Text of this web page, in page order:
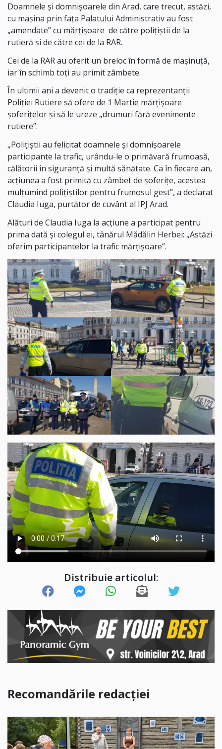
Doamnele și domnișoarele din Arad, care trecut, astăzi,
cu mașina prin fața Palatului Administrativ au fost
„amendate” cu mărțișoare de către polițiștii de la
rutieră și de către cei de la RAR.
Cei de la RAR au oferit un breloc în formă de mașinuță,
iar în schimb toți au primit zâmbete.
În ultimii ani a devenit o tradiţie ca reprezentanţii
Poliţiei Rutiere să ofere de 1 Martie mărţişoare
şoferiţelor şi să le ureze „drumuri fără evenimente
rutiere”.
„Polițiștii au felicitat doamnele și domnișoarele
participante la trafic, urându-le o primăvară frumoasă,
călătorii în siguranță și multă sănătate. Ca în fiecare an,
acțiunea a fost primită cu zâmbet de șoferițe, acestea
mulțumind polițiștilor pentru frumosul gest”, a declarat
Claudia Iuga, purtător de cuvânt al IPJ Arad.
Alături de Claudia Iuga la acțiune a participat pentru
prima dată și colegul ei, tânărul Mădălin Herbei: „Astăzi
oferim participantelor la trafic mărțișoare”.
Distribuie articolul:
Recomandările redacției